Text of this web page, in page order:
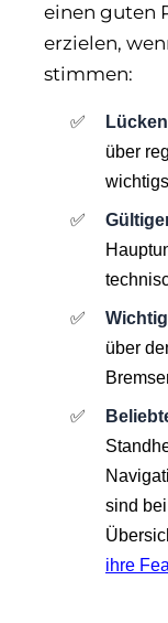
einen guten
erzielen,
stimmen:
über
über
sind
ihre